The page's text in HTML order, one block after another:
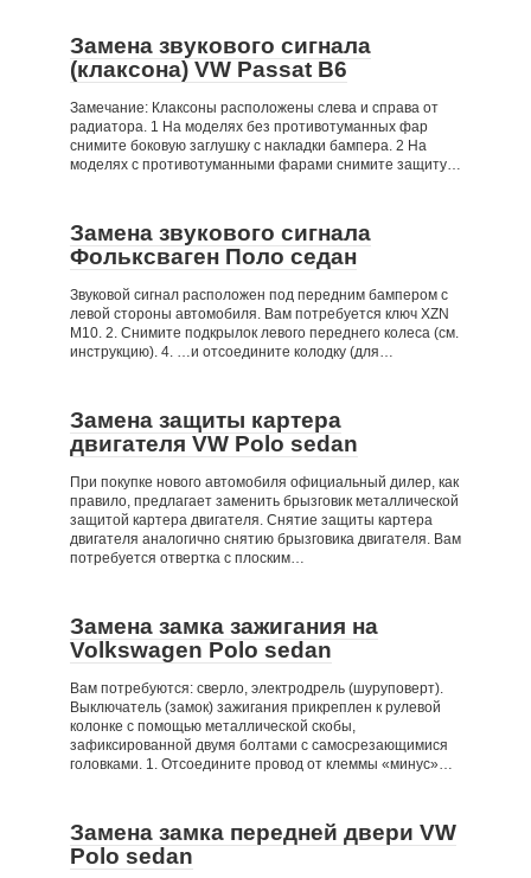
Замена звукового сигнала
(клаксона) VW Passat B6
Замечание: Клаксоны расположены слева и справа от
радиатора. 1 На моделях без противотуманных фар
снимите боковую заглушку с накладки бампера. 2 На
моделях с противотуманными фарами снимите защиту…
Замена звукового сигнала
Фольксваген Поло седан
Звуковой сигнал расположен под передним бампером с
левой стороны автомобиля. Вам потребуется ключ XZN
М10. 2. Снимите подкрылок левого переднего колеса (см.
инструкцию). 4. …и отсоедините колодку (для…
Замена защиты картера
двигателя VW Polo sedan
При покупке нового автомобиля официальный дилер, как
правило, предлагает заменить брызговик металлической
защитой картера двигателя. Снятие защиты картера
двигателя аналогично снятию брызговика двигателя. Вам
потребуется отвертка с плоским…
Замена замка зажигания на
Volkswagen Polo sedan
Вам потребуются: сверло, электродрель (шуруповерт).
Выключатель (замок) зажигания прикреплен к рулевой
колонке с помощью металлической скобы,
зафиксированной двумя болтами с самосрезающимися
головками. 1. Отсоедините провод от клеммы «минус»…
Замена замка передней двери VW
Polo sedan